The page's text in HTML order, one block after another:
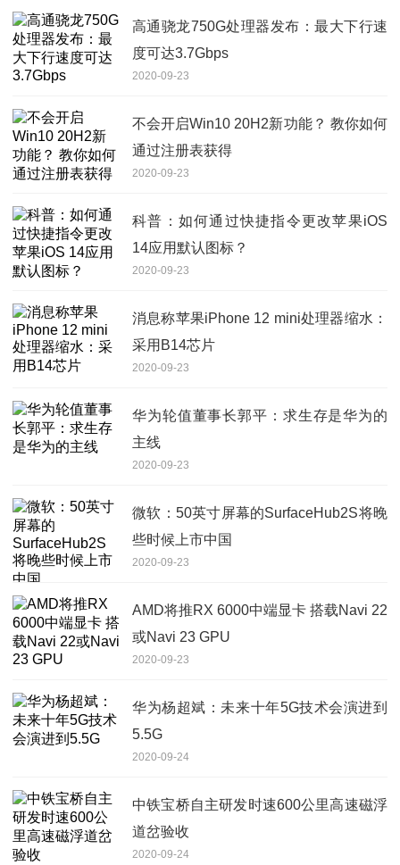
高通骁龙750G处理器发布：最大下行速
度可达3.7Gbps
2020-09-23
不会开启Win10 20H2新功能？ 教你如何
通过注册表获得
2020-09-23
科普：如何通过快捷指令更改苹果iOS
14应用默认图标？
2020-09-23
消息称苹果iPhone 12 mini处理器缩水：
采用B14芯片
2020-09-23
华为轮值董事长郭平：求生存是华为的
主线
2020-09-23
微软：50英寸屏幕的SurfaceHub2S将晚
些时候上市中国
2020-09-23
AMD将推RX 6000中端显卡 搭载Navi 22
或Navi 23 GPU
2020-09-23
华为杨超斌：未来十年5G技术会演进到
5.5G
2020-09-24
中铁宝桥自主研发时速600公里高速磁浮
道岔验收
2020-09-24